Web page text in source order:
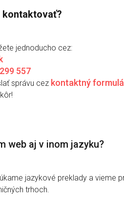
kontaktovať?
jednoducho cez:
557
správu cez kontaktný
web aj v inom jazyku?
jazykové preklady a vieme
trhoch.